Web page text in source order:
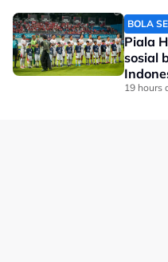
BOLA
Piala
sosial
19 hours